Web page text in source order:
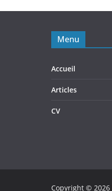
Menu
Accueil
Articles
CV
Copyright © 2026